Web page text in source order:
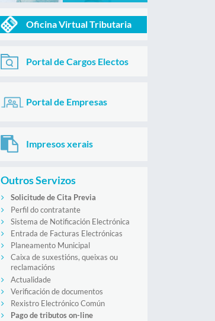
Oficina Virtual Tributaria
Portal de Cargos Electos
Portal de Empresas
Impresos xerais
Outros Servizos
Solicitude de Cita Previa
Perfil do contratante
Sistema de Notificación Electrónica
Entrada de Facturas Electrónicas
Planeamento Municipal
Caixa de suxestións, queixas ou
reclamacións
Actualidade
Verificación de documentos
Rexistro Electrónico Común
Pago de tributos on-line